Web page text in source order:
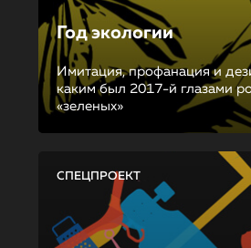
Год экологии
Имитация, профанация и
каким был 2017-й глазами
«зеленых»
СПЕЦПРОЕКТ